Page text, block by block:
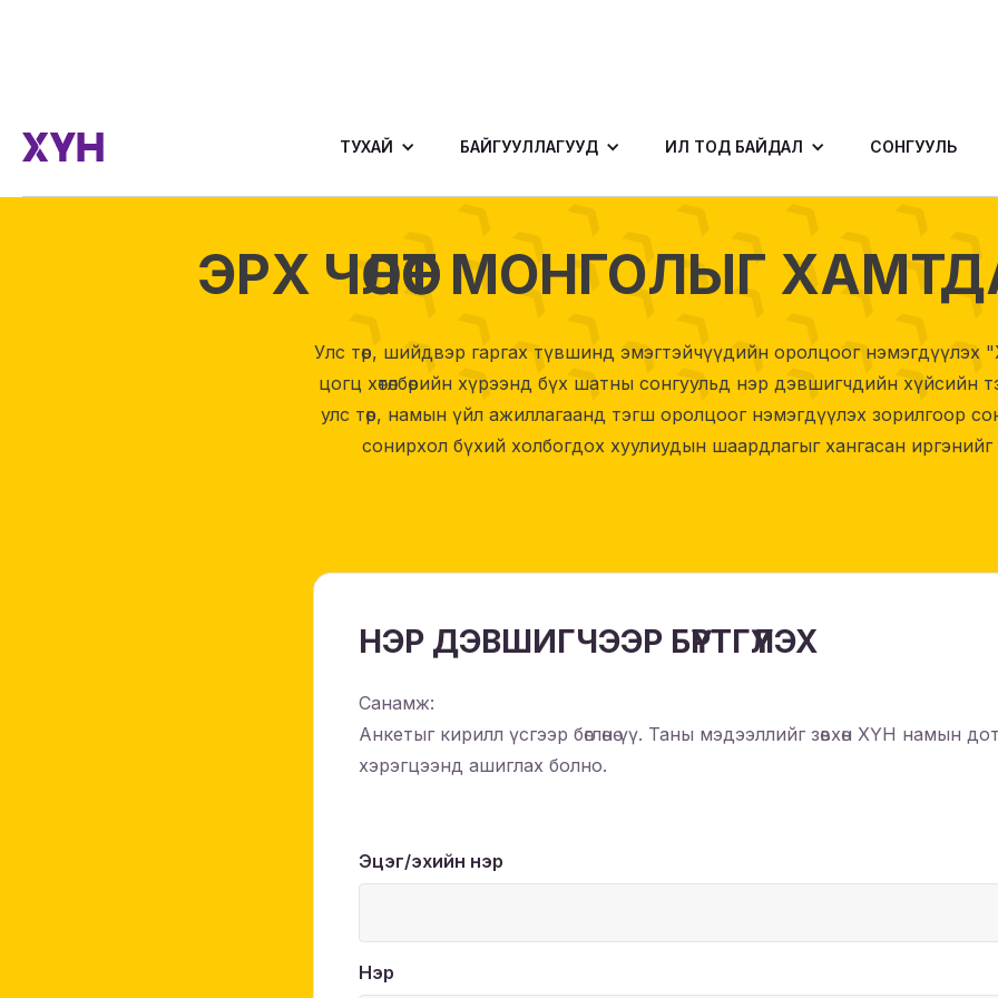
ТУХАЙ БАЙГУУЛЛАГУУД ИЛ ТОД БАЙДАЛ СОНГУУЛЬ
ЭРХ ЧӨЛӨӨТ МОНГОЛЫГ
Улс төр, шийдвэр гаргах түвшинд эмэгтэйчүүдийн оролцоог
цогц хөтөлбөрийн хүрээнд бүх шатны сонгуульд нэр дэвшигчдийн хүйсийн
улс төр, намын үйл ажиллагаанд тэгш оролцоог нэмэгдүүлэх зорилгоор
сонирхол бүхий холбогдох хуулиудын шаардлагыг хангасан
НЭР ДЭВШИГЧЭЭР БҮРТГҮҮЛЭХ
Санамж:
Анкетыг кирилл үсгээр бөглөнө үү. Таны мэдээллийг зөвхөн ХҮН намын
хэрэгцээнд ашиглах болно.
Эцэг/эхийн нэр
Нэр